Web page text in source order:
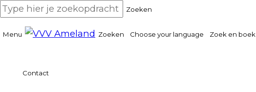
Zoeken
Menu Zoeken Choose your language Zoek en boek
Contact